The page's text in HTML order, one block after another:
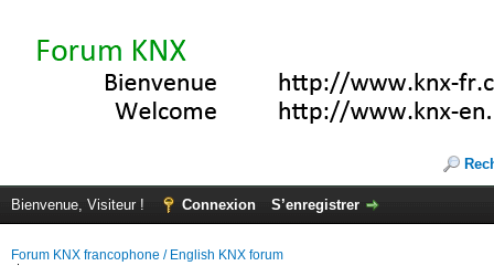
Bienvenue, Visiteur ! Connexion S’enregistrer
Forum KNX francophone / English KNX forum